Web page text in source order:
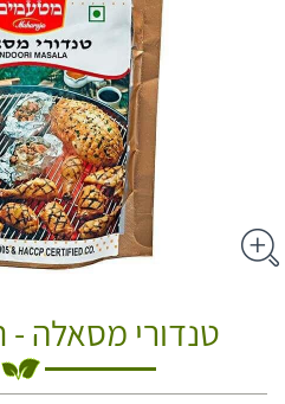
טנדורי מסאלה -